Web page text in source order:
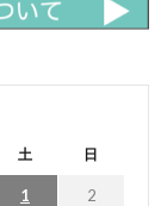
土 日
1 2